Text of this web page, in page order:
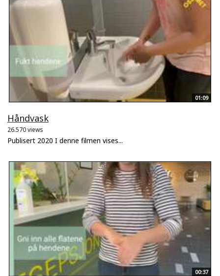
01:09
Håndvask
26.570 views
Publisert 2020 I denne filmen vises...
00:37